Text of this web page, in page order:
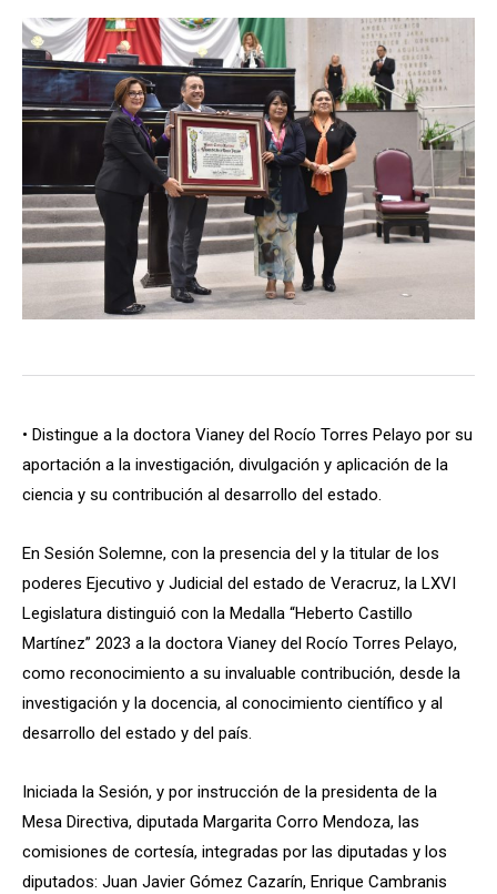
• Distingue a la doctora Vianey del Rocío Torres Pelayo por su
aportación a la investigación, divulgación y aplicación de la
ciencia y su contribución al desarrollo del estado.
En Sesión Solemne, con la presencia del y la titular de los
poderes Ejecutivo y Judicial del estado de Veracruz, la LXVI
Legislatura distinguió con la Medalla “Heberto Castillo
Martínez” 2023 a la doctora Vianey del Rocío Torres Pelayo,
como reconocimiento a su invaluable contribución, desde la
investigación y la docencia, al conocimiento científico y al
desarrollo del estado y del país.
Iniciada la Sesión, y por instrucción de la presidenta de la
Mesa Directiva, diputada Margarita Corro Mendoza, las
comisiones de cortesía, integradas por las diputadas y los
diputados: Juan Javier Gómez Cazarín, Enrique Cambranis